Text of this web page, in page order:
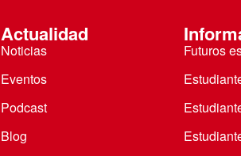
Actualidad
Noticias
Eventos
Podcast
Blog
Futuros